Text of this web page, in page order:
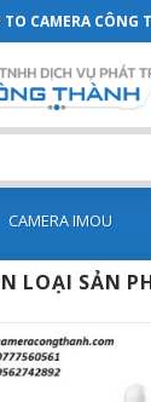
IMOU
TO CAMERA CÔNG
CAMERA IMOU
LOẠI SẢN